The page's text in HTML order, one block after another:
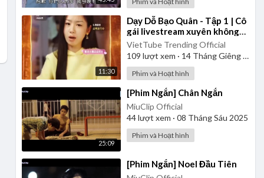
11:30
⁣Dạy Dỗ Bạo Quân - Tập 1 | Cô
gái livestream xuyên không
vào thời cổ đại | Review Phim
VietTube Trending Official
109 lượt xem · 14 Tháng Giêng 2025
Phim và Hoạt hình
25:09
⁣[Phim Ngắn] Chân Ngắn
MiuClip Official
44lượt xem · 08 Tháng Sáu 2025
Phim và Hoạt hình
⁣[Phim Ngắn] Noel Đầu Tiên